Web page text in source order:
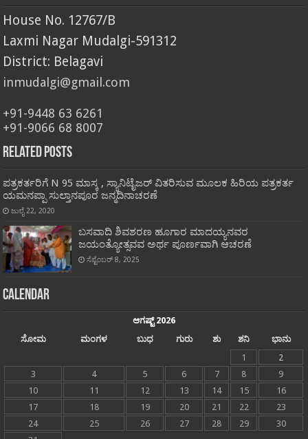
House No. 12767/B
Laxmi Nagar Mudalgi-591312
District: Belagavi
inmudalgi@gmail.com
+91-9448 63 6261
+91-9066 68 8007
Related Posts
ಪತ್ರಕರ್ತರಿಗೆ N 95 ಮಾಸ್ಕ , ಸ್ಯಾನಿಟೈಜರ್ ವಿತರಿಸುವ ಮೂಲಕ ಹಿರಿಯ ಪತ್ರಕರ್ತ
ಯಮನಪ್ಪಾ ಸುಲ್ತಾನಪೂರ ಜನ್ಮದಿನಾಚರಣೆ
ಜುಲೈ 22, 2020
ಬಸವಾದಿ ಶಿವಶರಣ ಹೂಗಾರ ಮಾದಯ್ಯನವರ
ಜಯಂತ್ಯೋತ್ಸವವ ಅರ್ಥ ಪೂರ್ಣವಾಗಿ ಆಚರಣೆ
ಸೆಪ್ಟೆಂಬರ್ 8, 2025
Calendar
ಆಗಷ್ಟ್ 2026
ಸೋಮ
ಮಂಗಳ ಬುಧ ಗುರು ಶು ಶನಿ
ಭಾನು
1
2
3
4 5 6 7 8
9
10
11 12 13 14 15
16
17
18 19 20 21 22
23
24
25 26 27 28 29
30